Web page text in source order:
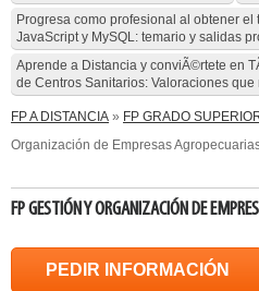
Progresa como profesional al obtener el
JavaScript y MySQL: temario y salidas
Aprende a Distancia y conviÃ©rtete en
de Centros Sanitarios: Valoraciones
FP A DISTANCIA » FP GRADO
Organización de Empresas
FP GESTIÓN Y ORGANIZACIÓN DE
PEDIR INFORMACIÓN